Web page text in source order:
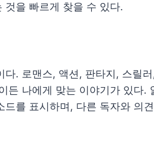
것을 빠르게 찾을 수 있다.
. 로맨스, 액션, 판타지, 스릴
든 나에게 맞는 이야기가 있다.
를 표시하며, 다른 독자와 의